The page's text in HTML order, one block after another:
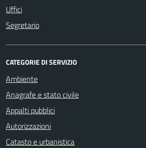
Uffici
Segretario
CATEGORIE DI SERVIZIO
Ambiente
Anagrafe e stato civile
Appalti pubblici
Autorizzazioni
Catasto e urbanistica